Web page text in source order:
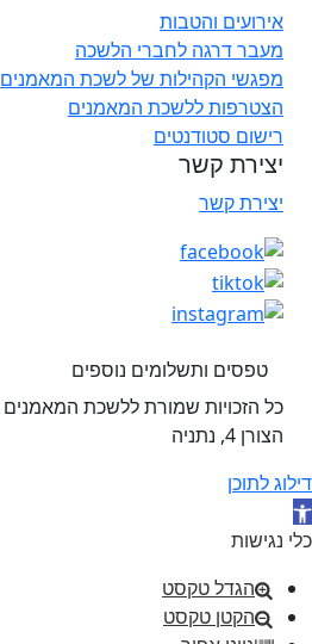
אירועים והטבות
מעבר דרגה לחברי הלשכה
מפגשי הקהילות של לשכת המאמנים
הצטרפות ללשכת המאמנים
רישום סטודנטים
יצירת קשר
יצירת קשר
טפסים ותשלומים נוספים
הצורן 4, נתניה
דילוג לתוכן
פתח סרגל נגישות
כלי נגישות
הגדל טקסט
הקטן טקסט